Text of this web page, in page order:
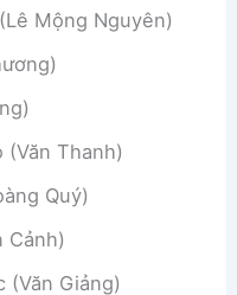
Mộng Nguyên)
Thanh)
Quý)
Cảnh)
(Văn Giảng)